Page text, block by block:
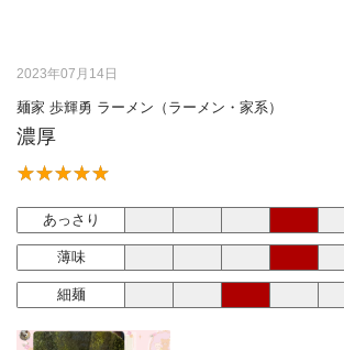
2023年07月14日
麺家 歩輝勇 ラーメン（ラーメン・家系）
濃厚
あっさり
薄味
細麺